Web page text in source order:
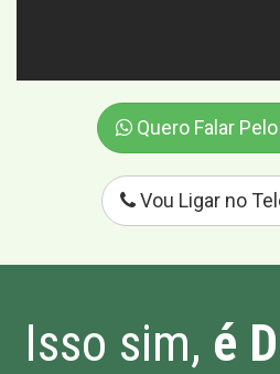
Quero Falar
Vou Ligar no
Isso sim, é